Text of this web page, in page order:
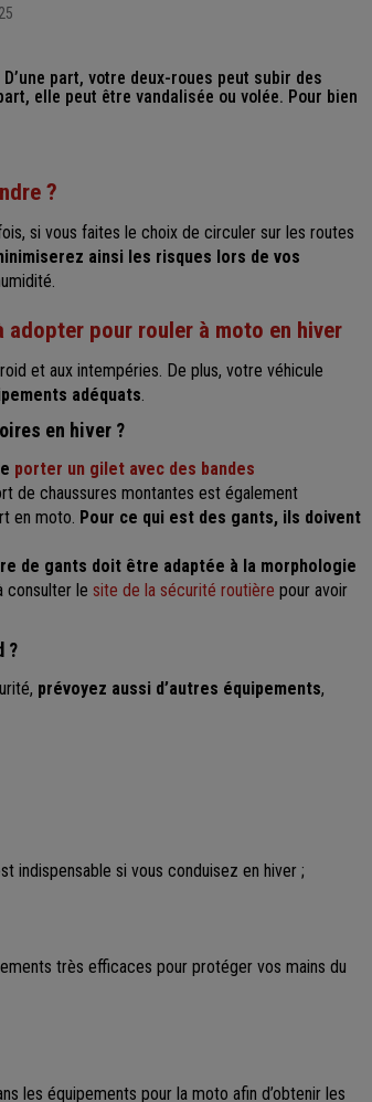
part, votre deux-roues peut subir des
elle peut être vandalisée ou volée. Pour bien
?
si vous faites le choix de circuler sur les routes
ainsi les risques lors de vos
adopter pour rouler à moto en hiver
et aux intempéries. De plus, votre véhicule
adéquats
en hiver ?
porter un gilet avec des bandes
de chaussures montantes est également
en moto. Pour ce qui est des gants, ils doivent
de gants doit être adaptée à la morphologie
consulter le site de la sécurité routière pour avoir
?
prévoyez aussi d’autres équipements,
indispensable si vous conduisez en hiver ;
très efficaces pour protéger vos mains du
les équipements pour la moto afin d’obtenir les